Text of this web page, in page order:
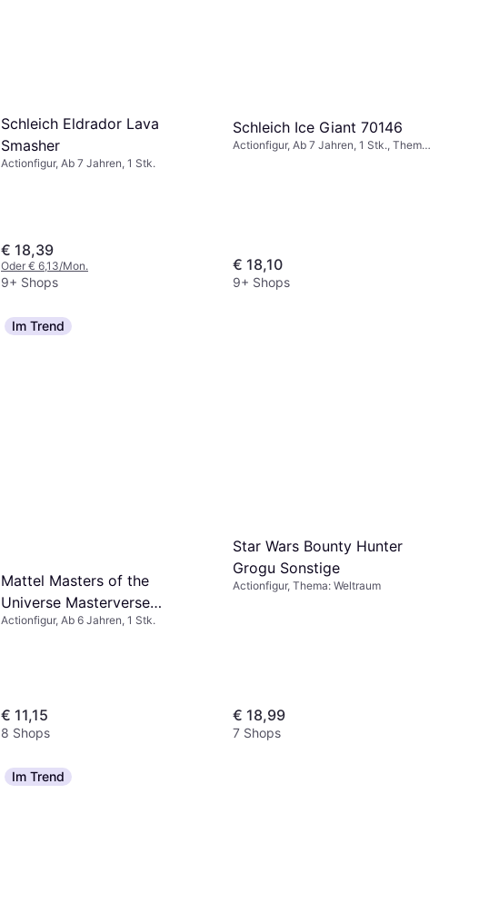
Schleich Eldrador Lava
Smasher
Actionfigur, Ab 7 Jahren, 1 Stk.
€ 18,39
Oder € 6,13/Mon.
9+ Shops
Schleich Ice Giant 70146
Actionfigur, Ab 7 Jahren, 1 Stk., Thema:
€ 18,10
9+ Shops
Im Trend
Mattel Masters of the
Universe Masterverse
Revelation Skelegod
Actionfigur, Ab 6 Jahren, 1 Stk.
€ 11,15
8 Shops
Star Wars Bounty Hunter
Grogu Sonstige
Actionfigur, Thema: Weltraum
€ 18,99
7 Shops
Im Trend